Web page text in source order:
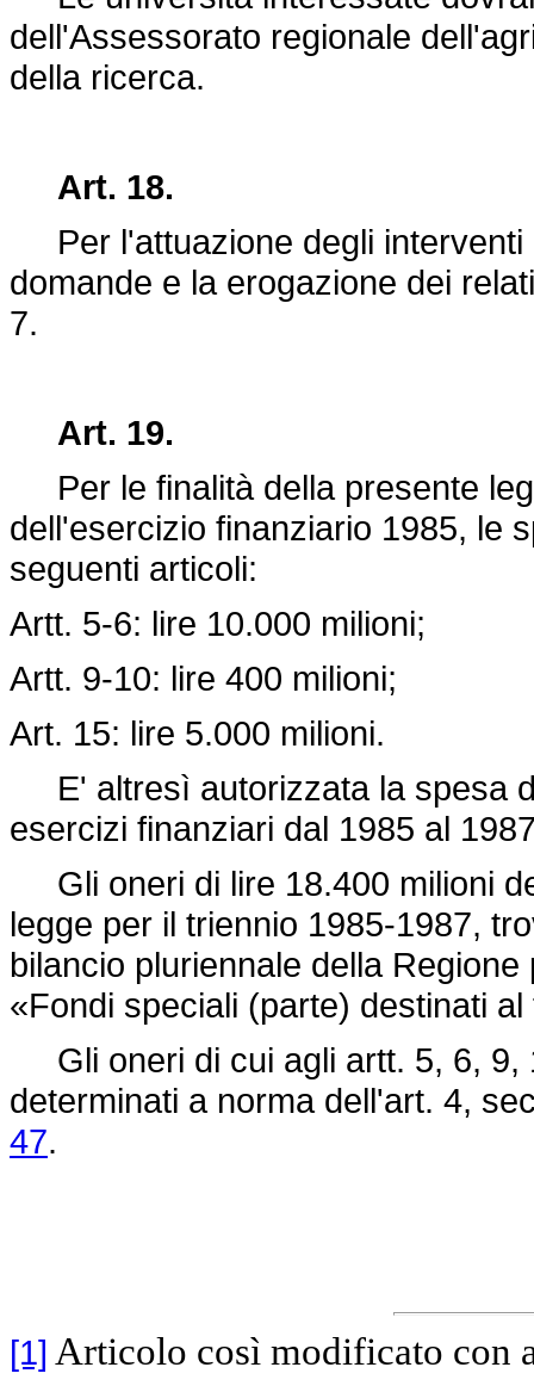
dell'Assessorato regionale
della ricerca.
Art. 18.
Per l'attuazione degli interventi
domande e la erogazione dei
7.
Art. 19.
Per le finalità della presente
dell'esercizio finanziario 1985, le
seguenti articoli:
Artt. 5-6: lire 10.000 milioni;
Artt. 9-10: lire 400 milioni;
Art. 15: lire 5.000 milioni.
E' altresì autorizzata la spesa
esercizi finanziari dal 1985 al
Gli oneri di lire 18.400 milioni
legge per il triennio 1985-1987,
bilancio pluriennale della
«Fondi speciali (parte) destinati
Gli oneri di cui agli artt. 5, 6, 9,
determinati a norma dell'art. 4,
47.
[1] Articolo così modificato con